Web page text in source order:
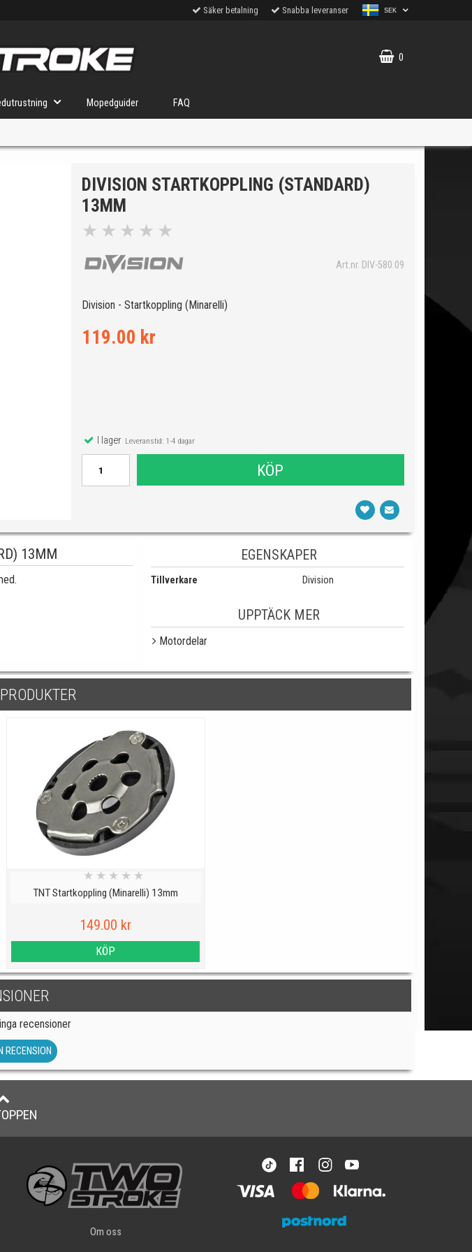
Säker betalning Snabba leveranser SEK
0
Mopedguider FAQ
FÖR RÄTT DELAR
vald moped och universella produkter.
DIVISION STARTKOPPLING (STANDARD)
13MM
★ ★ ★ ★ ★
Art.nr. DIV-580.09
Division - Startkoppling (Minarelli)
119.00 kr
I lagerLeveranstid: 1-4 dagar
KÖP
13MM EGENSKAPER
Tillverkare Division
UPPTÄCK MER
Motordelar
TNT Startkoppling (Minarelli) 13mm
★ ★ ★ ★ ★
149.00 kr
KÖP
recensioner
Om oss